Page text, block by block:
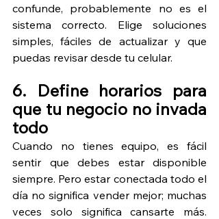
confunde, probablemente no es el
sistema correcto. Elige soluciones
simples, fáciles de actualizar y que
puedas revisar desde tu celular.
6. Define horarios para
que tu negocio no invada
todo
Cuando no tienes equipo, es fácil
sentir que debes estar disponible
siempre. Pero estar conectada todo el
día no significa vender mejor; muchas
veces solo significa cansarte más.